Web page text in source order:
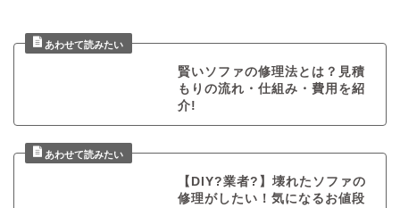
賢いソファの修理法とは？見積
もりの流れ・仕組み・費用を紹
介!
【DIY?業者?】壊れたソファの
修理がしたい！気になるお値段